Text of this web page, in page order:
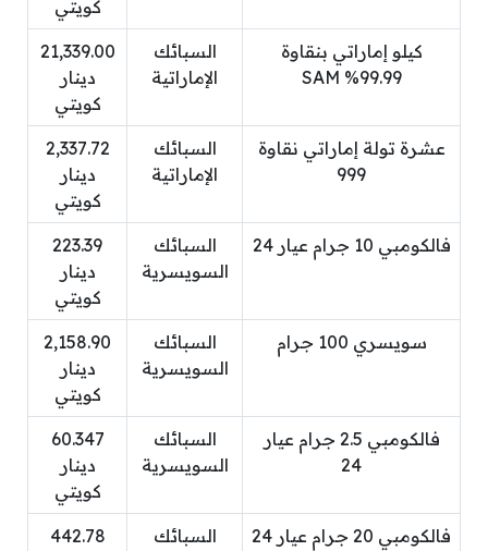
كويتي
كيلو إماراتي بنقاوة
99.99% SAM
السبائك
الإماراتية
21,339.00
دينار
كويتي
عشرة تولة إماراتي نقاوة
999
السبائك
الإماراتية
2,337.72
دينار
كويتي
فالكومبي 10 جرام عيار 24
السبائك
السويسرية
223.39
دينار
كويتي
سويسري 100 جرام
السبائك
السويسرية
2,158.90
دينار
كويتي
فالكومبي 2.5 جرام عيار
24
السبائك
السويسرية
60.347
دينار
كويتي
فالكومبي 20 جرام عيار 24 السبائك 442.78